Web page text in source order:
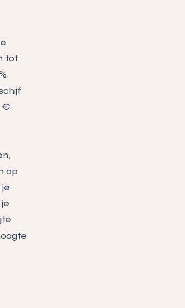
tot
€
op